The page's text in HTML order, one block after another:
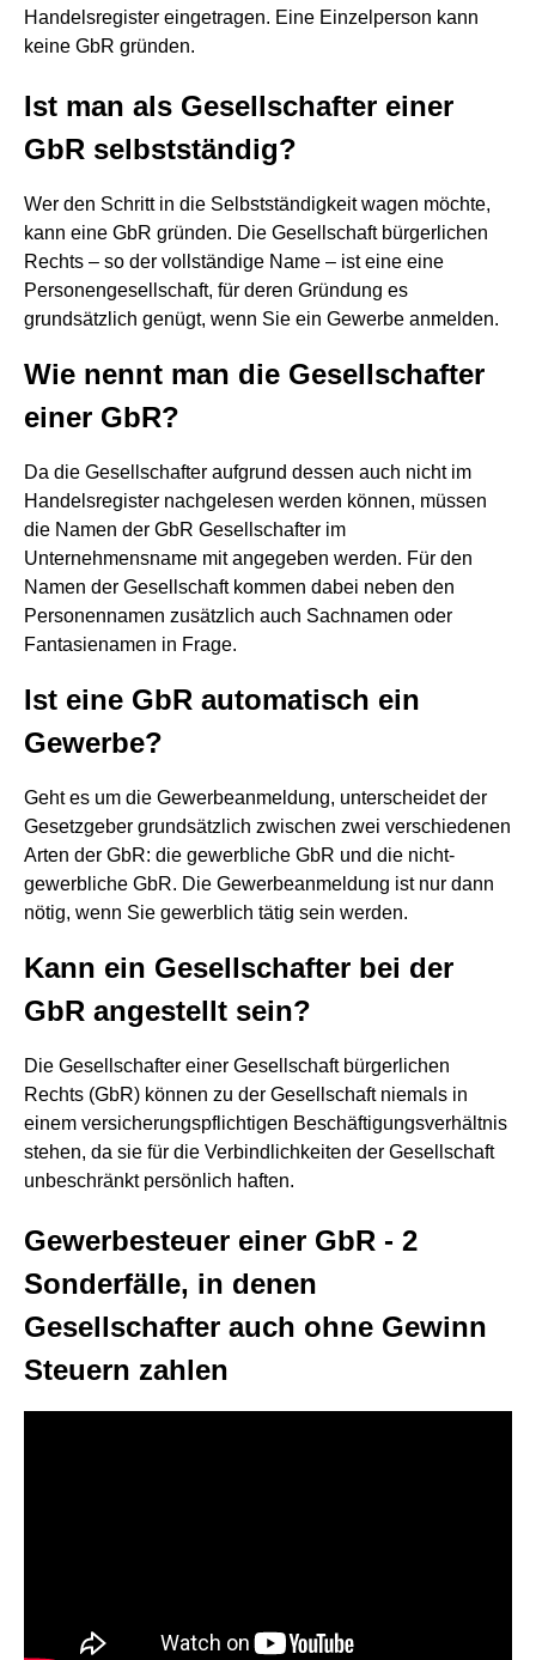
Handelsregister eingetragen. Eine Einzelperson kann
keine GbR gründen.
Ist man als Gesellschafter einer
GbR selbstständig?
Wer den Schritt in die Selbstständigkeit wagen möchte,
kann eine GbR gründen. Die Gesellschaft bürgerlichen
Rechts – so der vollständige Name – ist eine eine
Personengesellschaft, für deren Gründung es
grundsätzlich genügt, wenn Sie ein Gewerbe anmelden.
Wie nennt man die Gesellschafter
einer GbR?
Da die Gesellschafter aufgrund dessen auch nicht im
Handelsregister nachgelesen werden können, müssen
die Namen der GbR Gesellschafter im
Unternehmensname mit angegeben werden. Für den
Namen der Gesellschaft kommen dabei neben den
Personennamen zusätzlich auch Sachnamen oder
Fantasienamen in Frage.
Ist eine GbR automatisch ein
Gewerbe?
Geht es um die Gewerbeanmeldung, unterscheidet der
Gesetzgeber grundsätzlich zwischen zwei verschiedenen
Arten der GbR: die gewerbliche GbR und die nicht-
gewerbliche GbR. Die Gewerbeanmeldung ist nur dann
nötig, wenn Sie gewerblich tätig sein werden.
Kann ein Gesellschafter bei der
GbR angestellt sein?
Die Gesellschafter einer Gesellschaft bürgerlichen
Rechts (GbR) können zu der Gesellschaft niemals in
einem versicherungspflichtigen Beschäftigungsverhältnis
stehen, da sie für die Verbindlichkeiten der Gesellschaft
unbeschränkt persönlich haften.
Gewerbesteuer einer GbR - 2
Sonderfälle, in denen
Gesellschafter auch ohne Gewinn
Steuern zahlen